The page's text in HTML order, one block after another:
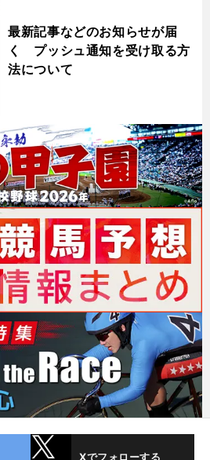
最新記事などのお知らせが届
く プッシュ通知を受け取る方
法について
Xでフォローする